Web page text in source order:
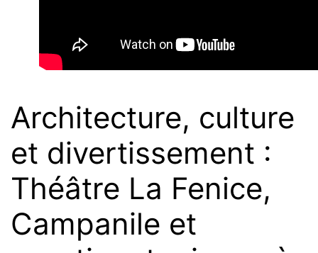
Architecture, culture
et divertissement :
Théâtre La Fenice,
Campanile et